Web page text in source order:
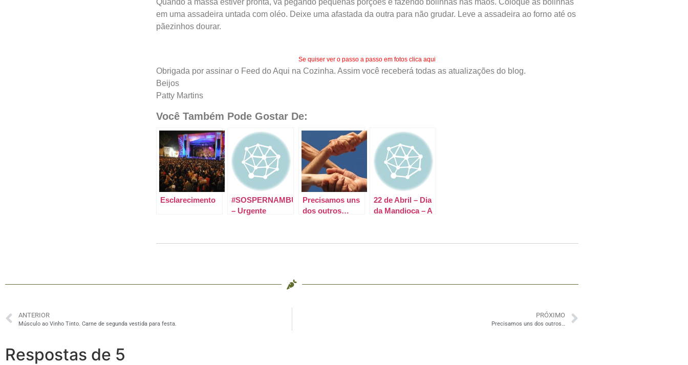
Quando a massa estiver pronta, vá pegando pequenas porções e fazendo bolinhas nas mãos. Coloque as bolinhas
em uma assadeira untada com oléo. Deixe uma afastada da outra para não grudar. Leve a assadeira ao forno até os
pãezinhos dourar.
Se quiser ver o passo a passo em fotos clica aqui
Obrigada por assinar o Feed do Aqui na Cozinha. Assim você receberá todas as atualizações do blog.
Beijos
Patty Martins
Você Também Pode Gostar De:
Esclarecimento
#SOSPERNAMBUCO
– Urgente
Precisamos uns
dos outros…
22 de Abril – Dia
da Mandioca – A
ANTERIOR
Músculo ao Vinho Tinto. Carne de segunda vestida para festa.
PRÓXIMO
Precisamos uns dos outros…
Respostas de 5